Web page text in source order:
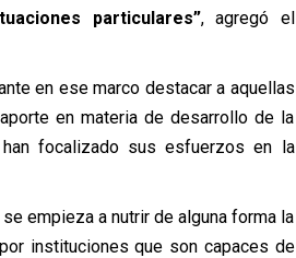
particulares”, agregó el
en ese marco destacar a aquellas
en materia de desarrollo de la
focalizado sus esfuerzos en la
empieza a nutrir de alguna forma la
instituciones que son capaces de